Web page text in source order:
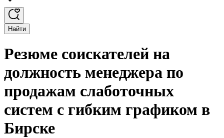
Найти
Резюме соискателей на
должность менеджера по
продажам слаботочных
систем с гибким графиком в
Бирске